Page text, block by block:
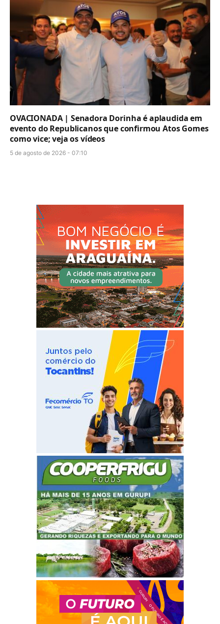
OVACIONADA | Senadora Dorinha é aplaudida em
evento do Republicanos que confirmou Atos Gomes
como vice; veja os vídeos
5 de agosto de 2026 - 07:10